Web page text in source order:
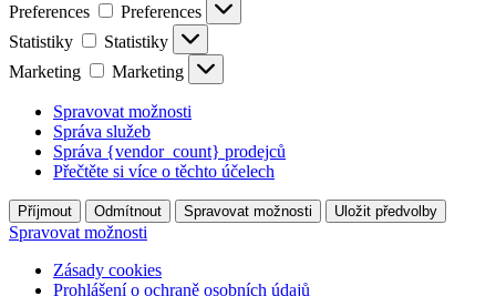
Preferences
Preferences
Statistiky
Statistiky
Marketing
Marketing
Spravovat možnosti
Správa služeb
Správa {vendor_count} prodejců
Přečtěte si více o těchto účelech
Příjmout Odmítnout Spravovat možnosti Uložit předvolby
Spravovat možnosti
Zásady cookies
Prohlášení o ochraně osobních údajů